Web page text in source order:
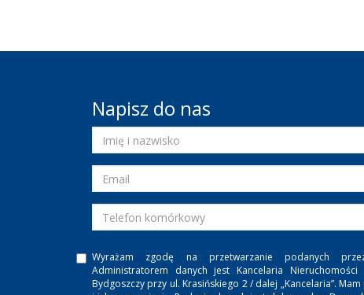
Napisz do nas
Wyrażam zgodę na przetwarzanie podanych
Administratorem danych jest Kancelaria
Bydgoszczy przy ul. Krasińskiego 2 / dalej „Kancelaria”.